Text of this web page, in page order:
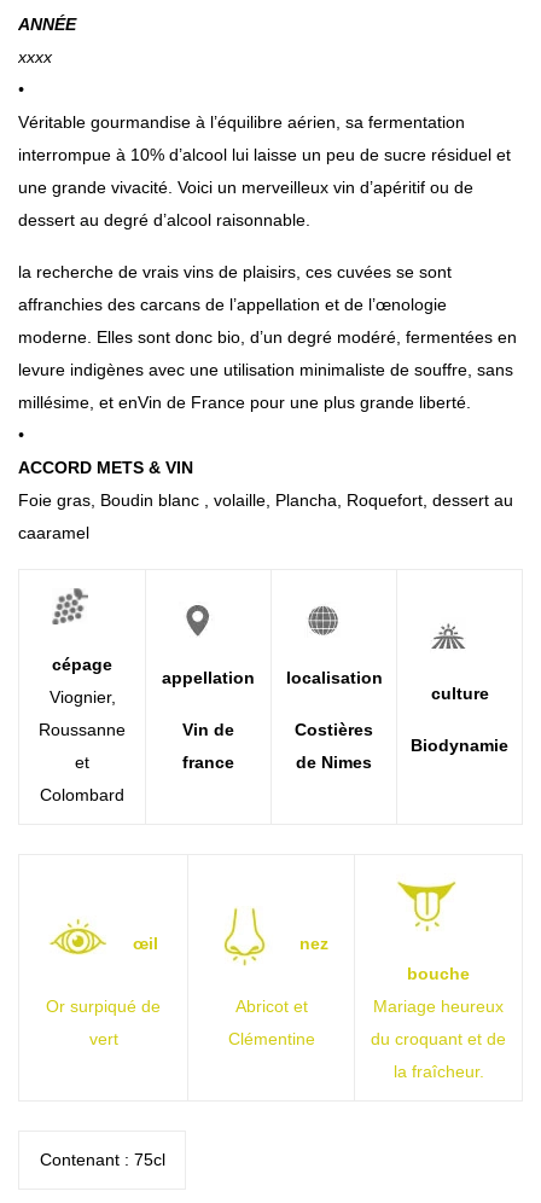
ANNÉE
xxxx
•
Véritable gourmandise à l’équilibre aérien, sa fermentation
interrompue à 10% d’alcool lui laisse un peu de sucre résiduel et
une grande vivacité. Voici un merveilleux vin d’apéritif ou de
dessert au degré d’alcool raisonnable.
la recherche de vrais vins de plaisirs, ces cuvées se sont
affranchies des carcans de l’appellation et de l’œnologie
moderne. Elles sont donc bio, d’un degré modéré, fermentées en
levure indigènes avec une utilisation minimaliste de souffre, sans
millésime, et enVin de France pour une plus grande liberté.
•
ACCORD METS & VIN
Foie gras, Boudin blanc , volaille, Plancha, Roquefort, dessert au
caaramel
cépage
Viognier,
Roussanne
et
Colombard
appellation
Vin de
france
localisation
Costières
de Nimes
culture
Biodynamie
œil
Or surpiqué de
vert
nez
Abricot et
Clémentine
bouche
Mariage heureux
du croquant et de
la fraîcheur.
Contenant : 75cl